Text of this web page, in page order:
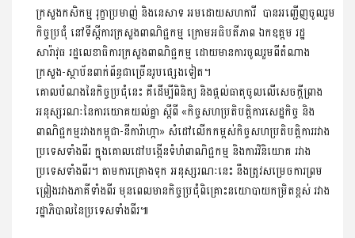
ក្រសួងកសិកម្ម រុក្ខាប្រមាញ់ និងនេសាទ អមដោយសហការី បានអញ្ជើញចូលរួម
កិច្ចប្រជុំ នៅទីស្តីការក្រសួងពាណិជ្ជកម្ម ក្រោម​អធិបតីភាព ឯកឧត្ដម រដ្ឋ
សារ៉ាវុធ រដ្ឋលេខាធិការក្រសួងពាណិជ្ជកម្ម ដោយមានការចូលរួម​ពី​តំណាង
ក្រសួង-ស្ថាប័នពាក់ព័ន្ធជាច្រើន​រូប​ផ្សេងទៀត។
គោលបំណងនៃកិច្ចប្រជុំនេះ គឺដើម្បីពិនិត្យ និងផ្តល់ធាតុចូលលើ​សេចក្តី​​ព្រាង
អនុស្សរណៈនៃការយោគយល់គ្នា ស្ដីពី «កិច្ចសហ​ប្រតិ​បត្តិការសេដ្ឋកិច្ច និង
ពាណិជ្ជកម្មរវាងកម្ពុជា-នីការ៉ាហ្កា» សំដៅ​លើក​កម្ពស់កិច្ចសហប្រតិបត្តិការរវាង
ប្រទេសទាំងពីរ ក្នុងគោលដៅបង្កើន​ទំហំ​ពាណិជ្ជកម្ម និងការវិនិយោគ រវាង
ប្រទេសទាំងពីរ។ តាមការ​គ្រោងទុក អនុស្សរណៈនេះ នឹងត្រូវសម្រេចការព្រម
ព្រៀងរវាង​ភាគី​ទាំងពីរ មុនពេលមានកិច្ចប្រជុំពិគ្រោះនយោបាយកម្រិតខ្ពស់ រវាង
រដ្ឋា​ភិបាលនៃប្រទេសទាំងពីរ៕